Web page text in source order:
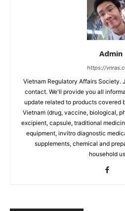
Admin
https://
Vietnam Regulatory Affairs Society.
contact. We'll provide you all
update related to products covered
Vietnam (drug, vaccine, biological,
excipient, capsule, traditional
equipment, invitro diagnostic
supplements, chemical and
household